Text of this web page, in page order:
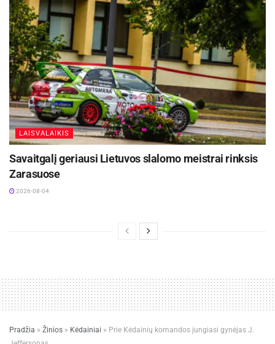
LAISVALAIKIS
Savaitgalį geriausi Lietuvos slalomo meistrai rinksis
Zarasuose
2026-08-04
Pradžia » Žinios » Kėdainiai » Prie Kėdainių komandos jungiasi gynėjas J.